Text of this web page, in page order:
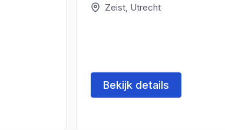
Zeist, Utrecht
Bekijk details